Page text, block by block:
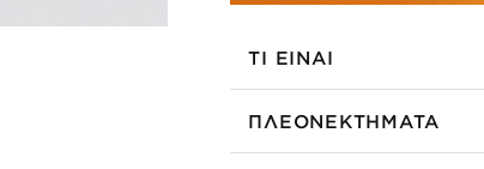
ΤΙ ΕΙΝΑΙ
ΠΛΕΟΝΕΚΤΗΜΑΤΑ